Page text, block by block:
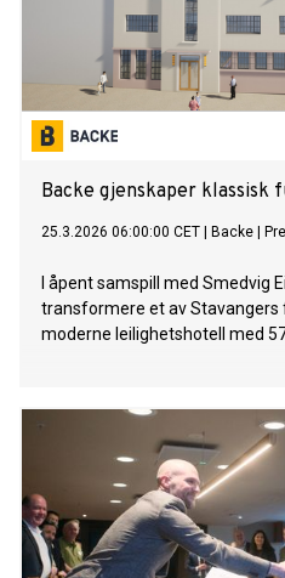
Backe gjenskaper klassisk
25.3.2026 06:00:00 CET Backe
I åpent samspill med Smedvig
transformere et av
moderne leilighetshotell med